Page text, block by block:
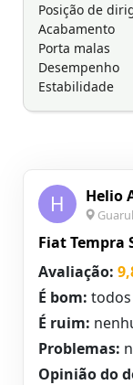
Posição de
Acabamento
Porta malas
Desempenho
Estabilidade
H Helio
Fiat Tempra
Avaliação:
É bom: todos
É ruim:
Problemas:
Opinião do